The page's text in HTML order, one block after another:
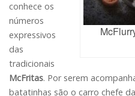
conhece os
números
expressivos
das
tradicionais
McFritas. Por serem
batatinhas são o carro chefe